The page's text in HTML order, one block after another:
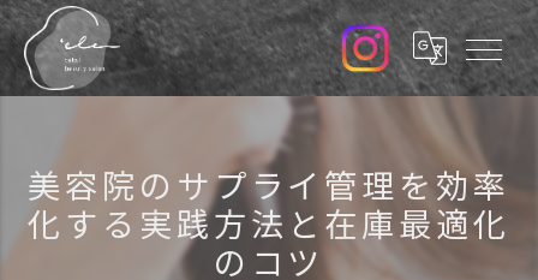
美容院のサプライ管理を効率
化する実践方法と在庫最適化
のコツ